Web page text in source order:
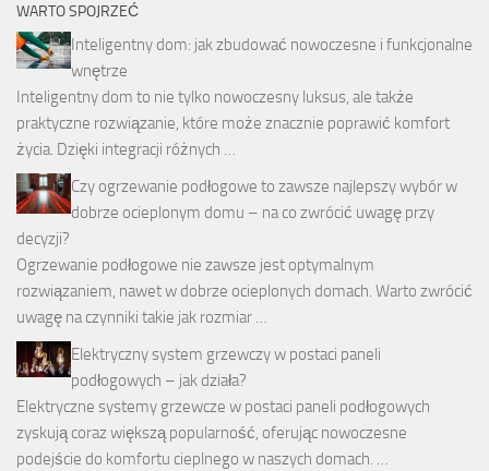
WARTO SPOJRZEĆ
Inteligentny dom: jak zbudować nowoczesne i funkcjonalne
wnętrze
Inteligentny dom to nie tylko nowoczesny luksus, ale także
praktyczne rozwiązanie, które może znacznie poprawić komfort
życia. Dzięki integracji różnych …
Czy ogrzewanie podłogowe to zawsze najlepszy wybór w
dobrze ocieplonym domu – na co zwrócić uwagę przy
decyzji?
Ogrzewanie podłogowe nie zawsze jest optymalnym
rozwiązaniem, nawet w dobrze ocieplonych domach. Warto zwrócić
uwagę na czynniki takie jak rozmiar …
Elektryczny system grzewczy w postaci paneli
podłogowych – jak działa?
Elektryczne systemy grzewcze w postaci paneli podłogowych
zyskują coraz większą popularność, oferując nowoczesne
podejście do komfortu cieplnego w naszych domach. …